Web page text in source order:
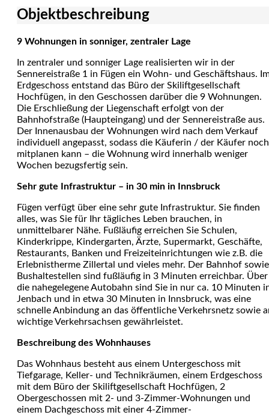
Objekt­beschreibung
9 Wohnungen in sonniger, zentraler Lage
In zentraler und sonniger Lage realisierten wir in der
Sennereistraße 1 in Fügen ein Wohn- und Geschäftshaus.
Erdgeschoss entstand das Büro der Skiliftgesellschaft
Hochfügen, in den Geschossen darüber die 9 Wohnungen.
Die Erschließung der Liegenschaft erfolgt von der
Bahnhofstraße (Haupteingang) und der Sennereistraße aus.
Der Innenausbau der Wohnungen wird nach dem Verkauf
individuell angepasst, sodass die Käuferin / der Käufer noch
mitplanen kann – die Wohnung wird innerhalb weniger
Wochen bezugsfertig sein.
Sehr gute Infrastruktur – in 30 min in Innsbruck
Fügen verfügt über eine sehr gute Infrastruktur. Sie finden
alles, was Sie für Ihr tägliches Leben brauchen, in
unmittelbarer Nähe. Fußläufig erreichen Sie Schulen,
Kinderkrippe, Kindergarten, Ärzte, Supermarkt, Geschäfte,
Restaurants, Banken und Freizeiteinrichtungen wie z.B. die
Erlebnistherme Zillertal und vieles mehr. Der Bahnhof sowie
Bushaltestellen sind fußläufig in 3 Minuten erreichbar. Über
die nahegelegene Autobahn sind Sie in nur ca. 10 Minuten
Jenbach und in etwa 30 Minuten in Innsbruck, was eine
schnelle Anbindung an das öffentliche Verkehrsnetz sowie
wichtige Verkehrsachsen gewährleistet.
Beschreibung des Wohnhauses
Das Wohnhaus besteht aus einem Untergeschoss mit
Tiefgarage, Keller- und Technikräumen, einem Erdgeschoss
mit dem Büro der Skiliftgesellschaft Hochfügen, 2
Obergeschossen mit 2- und 3-Zimmer-Wohnungen und
einem Dachgeschoss mit einer 4-Zimmer-